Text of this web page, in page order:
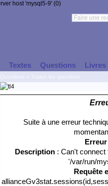
host 'mysql5-9' (0)
Textes Questions Livres
Suite à une erreur
Description: Can't connect
'/var/run/
Requête